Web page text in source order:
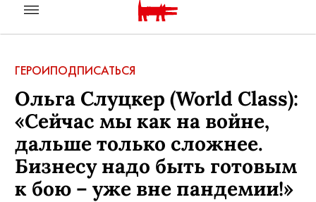
ГЕРОИПОДПИСАТЬСЯ
Ольга Слуцкер (World Class):
«Сейчас мы как на войне,
дальше только сложнее.
Бизнесу надо быть готовым
к бою – уже вне пандемии!»